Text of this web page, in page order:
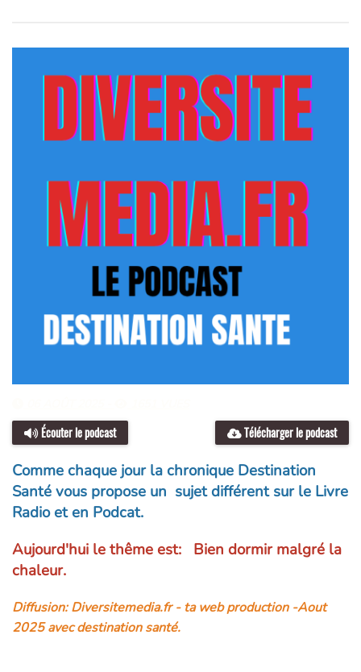
Écouter le podcast Télécharger le podcast
Comme chaque jour la chronique Destination
Santé vous propose un sujet différent sur le Livre
Radio et en Podcat.
Aujourd'hui le thême est: Bien dormir malgré la
chaleur.
Diffusion: Diversitemedia.fr - ta web production -Aout
2025 avec destination santé.